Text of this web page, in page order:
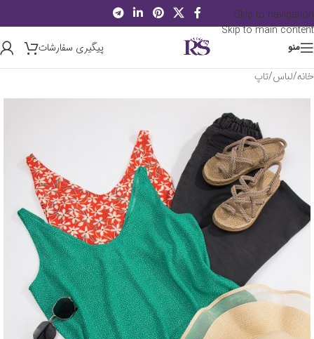
Skip to navigation
Skip to main content
منو
پیگیری سفارشات
خانه/لباس/تاپ